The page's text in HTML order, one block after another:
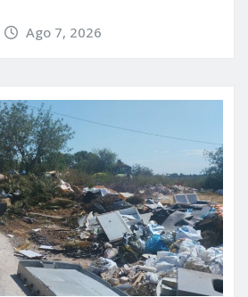
Ago 7, 2026